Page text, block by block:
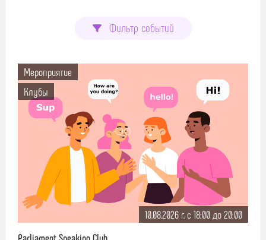
Фильтр событий
Мероприятие
Клубы
10.08.2026 г. c 18:00 до 20:00